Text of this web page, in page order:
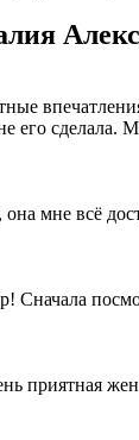
его сделала.
мне всё
Сначала
приятная